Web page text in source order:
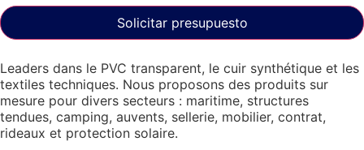
Solicitar presupuesto
Leaders dans le PVC transparent, le cuir synthétique et les
textiles techniques. Nous proposons des produits sur
mesure pour divers secteurs : maritime, structures
tendues, camping, auvents, sellerie, mobilier, contrat,
rideaux et protection solaire.